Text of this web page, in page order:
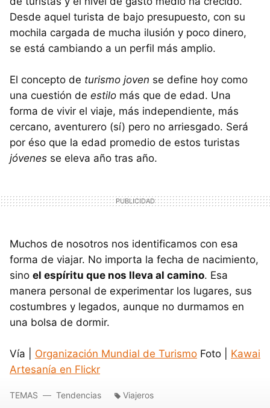
Desde aquel turista de bajo presupuesto, con su
mochila cargada de mucha ilusión y poco dinero,
se está cambiando a un perfil más amplio.
El concepto de turismo joven se define hoy como
una cuestión de estilo más que de edad. Una
forma de vivir el viaje, más independiente, más
cercano, aventurero (sí) pero no arriesgado. Será
por éso que la edad promedio de estos turistas
jóvenes se eleva año tras año.
Muchos de nosotros nos identificamos con esa
forma de viajar. No importa la fecha de nacimiento,
sino el espíritu que nos lleva al camino. Esa
manera personal de experimentar los lugares, sus
costumbres y legados, aunque no durmamos en
una bolsa de dormir.
Vía | Organización Mundial de Turismo Foto | Kawai
Artesanía en Flickr
TEMAS Tendencias Viajeros